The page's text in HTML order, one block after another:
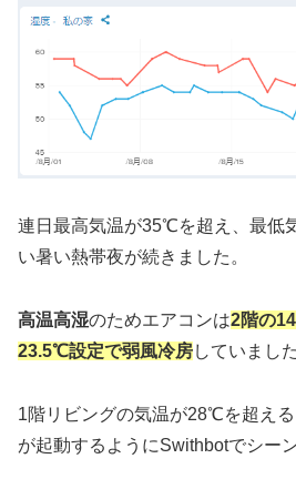
連日最高気温が35℃を超え、最低
い暑い熱帯夜が続きました。
高温高湿のためエアコンは2階の
23.5℃設定で弱風冷房していました
1階リビングの気温が28℃を超え
が起動するようにSwithbotでシー